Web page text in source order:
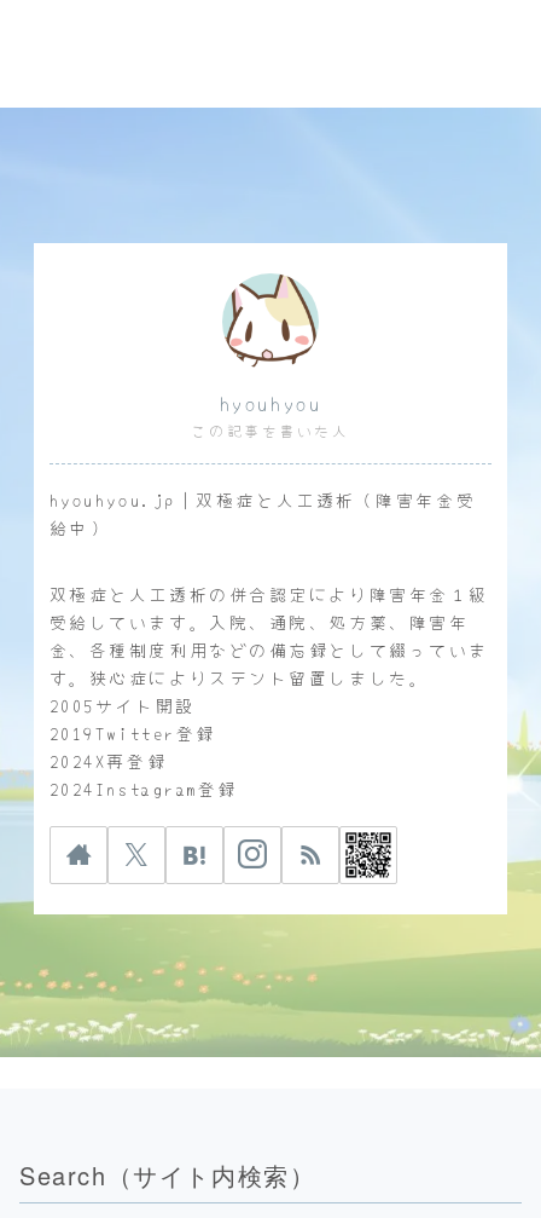
hyouhyou
この記事を書いた人
hyouhyou.jp｜双極症と人工透析（障害年金受
給中）
双極症と人工透析の併合認定により障害年金１級
受給しています。入院、通院、処方薬、障害年
金、各種制度利用などの備忘録として綴っていま
す。狭心症によりステント留置しました。
2005サイト開設
2019Twitter登録
2024X再登録
2024Instagram登録
Search（サイト内検索）